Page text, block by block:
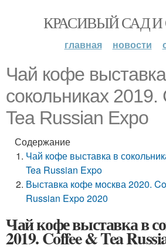
КРАСИВЫЙ САД И
главная новости
Чай кофе
сокольниках 2019.
Tea Russian Expo
Содержание
Чай кофе выставка в
Tea Russian Expo
Выставка кофе москва 2020.
Russian Expo 2020
Чай кофе выставка в
2019. Coffee & Tea